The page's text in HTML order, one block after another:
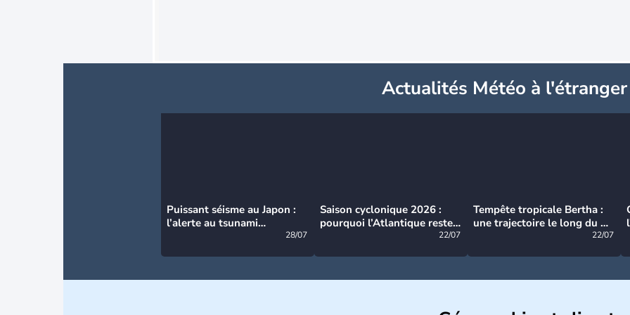
Actualités Météo à l'étranger
Puissant séisme au Japon :
l’alerte au tsunami
28/07
Saison cyclonique 2026 :
pourquoi l’Atlantique reste
22/07
Tempête tropicale Bertha :
une trajectoire le long du du
22/07